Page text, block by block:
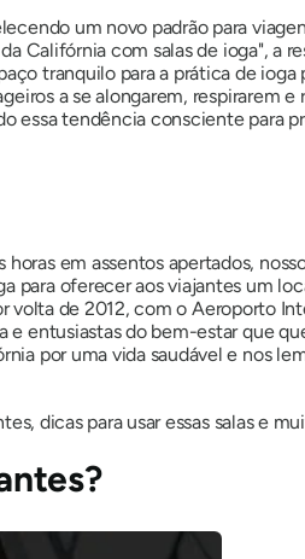
um novo padrão para
Califórnia com salas de ioga", a
tranquilo para a prática de ioga
a se alongarem, respirarem e
essa tendência consciente para
em assentos apertados,
para oferecer aos viajantes um
volta de 2012, com o Aeroporto
entusiastas do bem-estar que
por uma vida saudável e nos
dicas para usar essas salas e